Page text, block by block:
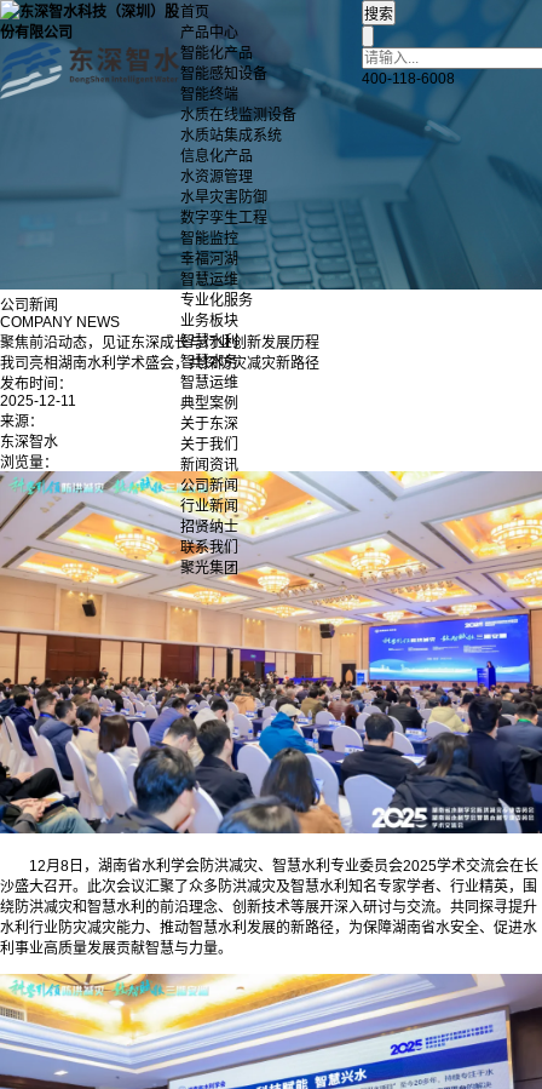
首页
产品中心
智能化产品
智能感知设备
智能终端
水质在线监测设备
水质站集成系统
信息化产品
水资源管理
水旱灾害防御
数字孪生工程
智能监控
幸福河湖
智慧运维
专业化服务
业务板块
智慧水利
智慧水务
智慧运维
典型案例
关于东深
关于我们
新闻资讯
公司新闻
行业新闻
招贤纳士
联系我们
聚光集团
400-118-6008
公司新闻
COMPANY NEWS
聚焦前沿动态，见证东深成长与行业创新发展历程
我司亮相湖南水利学术盛会，共探防灾减灾新路径
发布时间：
2025-12-11
来源：
东深智水
浏览量：
12月8日，湖南省水利学会防洪减灾、智慧水利专业委员会2025学术交流会在长
沙盛大召开。此次会议汇聚了众多防洪减灾及智慧水利知名专家学者、行业精英，围
绕防洪减灾和智慧水利的前沿理念、创新技术等展开深入研讨与交流。共同探寻提升
水利行业防灾减灾能力、推动智慧水利发展的新路径，为保障湖南省水安全、促进水
利事业高质量发展贡献智慧与力量。